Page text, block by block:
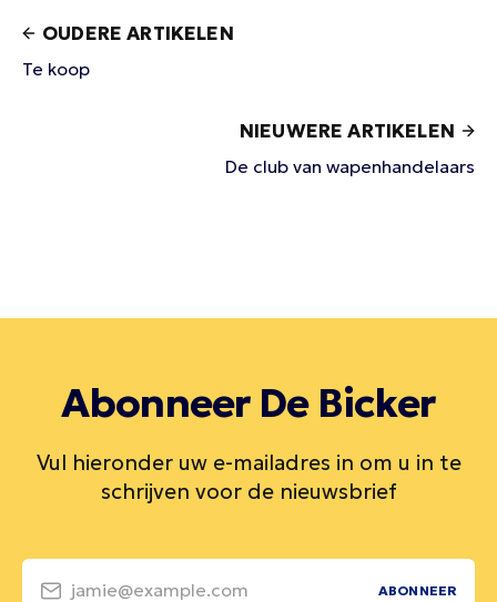
OUDERE ARTIKELEN
Te koop
NIEUWERE ARTIKELEN
De club van wapenhandelaars
Abonneer De Bicker
Vul hieronder uw e-mailadres in om u in te
schrijven voor de nieuwsbrief
jamie@example.com ABONNEER